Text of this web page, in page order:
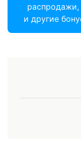
распродажи,
и другие